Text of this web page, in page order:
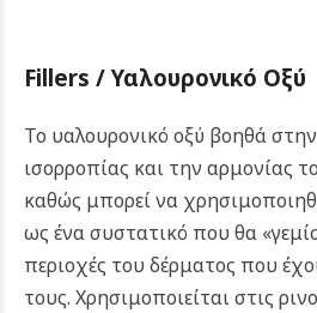
Fillers / Υαλουρονικό Οξύ
Το υαλουρονικό οξύ βοηθά
ισορροπίας και την αρμονίας
καθώς μπορεί να
ως ένα συστατικό που θα
περιοχές του δέρματος που
τους. Χρησιμοποιείται στις